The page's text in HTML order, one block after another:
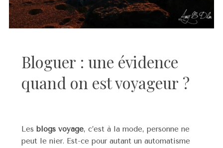
Bloguer : une évidence
quand on est voyageur ?
Les blogs voyage, c’est à la mode, personne ne
peut le nier. Est-ce pour autant un automatisme